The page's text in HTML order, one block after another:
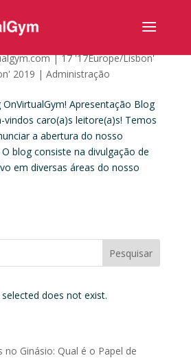
|17 '17Europe/Lisbon'
2019 | Administração
Apresentação Blog
vindos caro(a)s leitore(a)s! Temos
a abertura do nosso
blog consiste na divulgação de
em diversas áreas do nosso
does not exist.
no Ginásio: Qual é o Papel de